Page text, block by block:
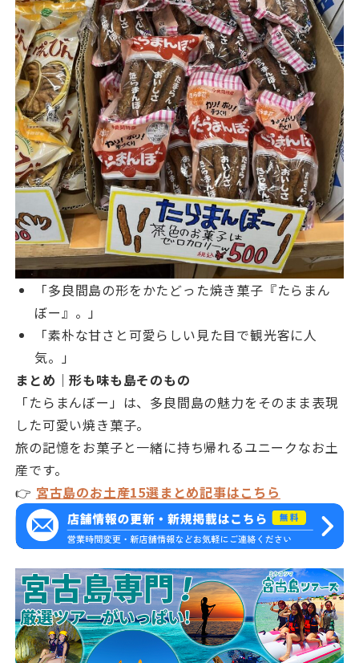
「多良間島の形をかたどった焼き菓子『たらまん
ぼー』。」
「素朴な甘さと可愛らしい見た目で観光客に人
気。」
まとめ｜形も味も島そのもの
「たらまんぼー」は、多良間島の魅力をそのまま表現
した可愛い焼き菓子。
旅の記憶をお菓子と一緒に持ち帰れるユニークなお土
産です。
👉 宮古島のお土産15選まとめ記事はこちら